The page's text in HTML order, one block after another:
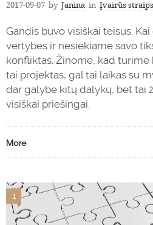
2017-09-07 by Janina in Įvairūs
Gandis buvo visiškai teisus.
vertybes ir nesiekiame savo
konfliktas. Žinome, kad
tai projektas, gal tai laikas su
dar galybė kitų dalykų, bet tai
visiškai priešingai.
More
1